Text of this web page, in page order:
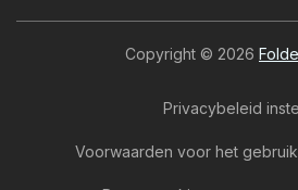
Copyright © 2026
Privacybeleid
Voorwaarden voor het